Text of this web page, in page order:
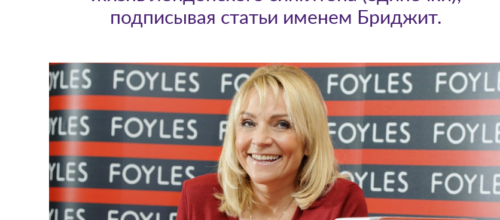
подписывая статьи именем Бриджит.